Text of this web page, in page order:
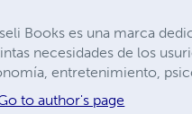
Books es una marca
necesidades de los
entretenimiento,
to author's page